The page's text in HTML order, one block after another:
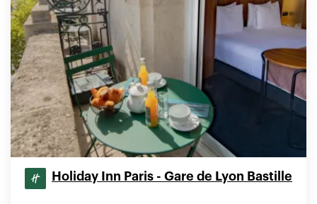
Holiday Inn Paris - Gare de Lyon Bastille